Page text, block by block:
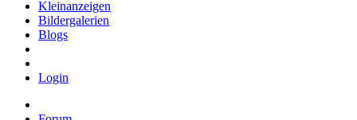
Kleinanzeigen
Bildergalerien
Blogs
Login